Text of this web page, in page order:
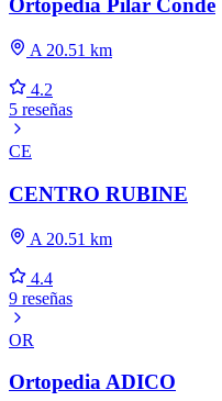
Ortopedia Pilar Conde
A 20.51 km
4.2
5 reseñas
CE
CENTRO RUBINE
A 20.51 km
4.4
9 reseñas
OR
Ortopedia ADICO